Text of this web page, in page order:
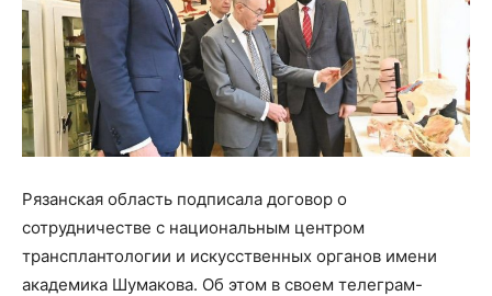
Рязанская область подписала договор о
сотрудничестве с национальным центром
трансплантологии и искусственных органов имени
академика Шумакова. Об этом в своем телеграм-